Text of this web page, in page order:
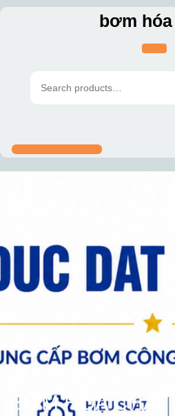
Skip
bơm
BƠM HÓA